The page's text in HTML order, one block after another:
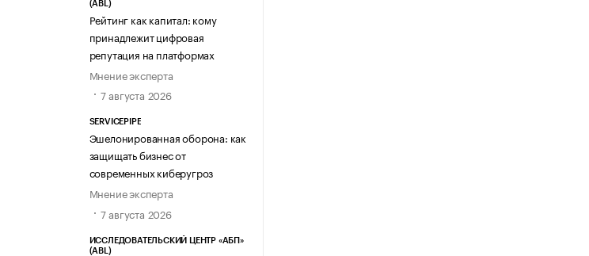
(ABL)
Рейтинг как капитал: кому
принадлежит цифровая
репутация на платформах
Мнение эксперта
7 августа 2026
SERVICEPIPE
Эшелонированная оборона: как
защищать бизнес от
современных киберугроз
Мнение эксперта
7 августа 2026
ИССЛЕДОВАТЕЛЬСКИЙ ЦЕНТР «АБП»
(ABL)